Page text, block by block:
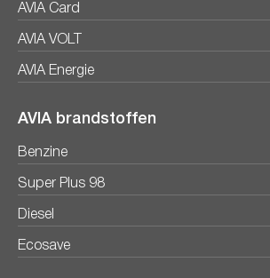
AVIA Card
AVIA VOLT
AVIA Energie
AVIA brandstoffen
Benzine
Super Plus 98
Diesel
Ecosave